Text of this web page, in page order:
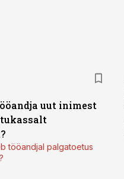
uut inimest
tööandjal palgatoetus